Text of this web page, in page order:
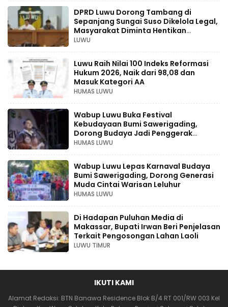
DPRD Luwu Dorong Tambang di
Sepanjang Sungai Suso Dikelola Legal,
Masyarakat Diminta Hentikan
Aktivitas Ilegal
LUWU
Luwu Raih Nilai 100 Indeks Reformasi
Hukum 2026, Naik dari 98,08 dan
Masuk Kategori AA
HUMAS LUWU
Wabup Luwu Buka Festival
Kebudayaan Bumi Sawerigading,
Dorong Budaya Jadi Penggerak
Ekonomi Kreatif
HUMAS LUWU
Wabup Luwu Lepas Karnaval Budaya
Bumi Sawerigading, Dorong Generasi
Muda Cintai Warisan Leluhur
HUMAS LUWU
Di Hadapan Puluhan Media di
Makassar, Bupati Irwan Beri Penjelasan
Terkait Pengosongan Lahan Laoli
LUWU TIMUR
IKUTI KAMI
Alamat Redaksi: BTN Banawa Residence Blok B/4 RT 001/RW 003 Kel